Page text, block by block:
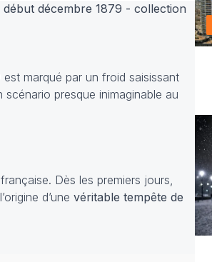
début décembre 1879 - collection
marqué par un froid saisissant
presque inimaginable au
Dès les premiers jours,
d’une véritable tempête de